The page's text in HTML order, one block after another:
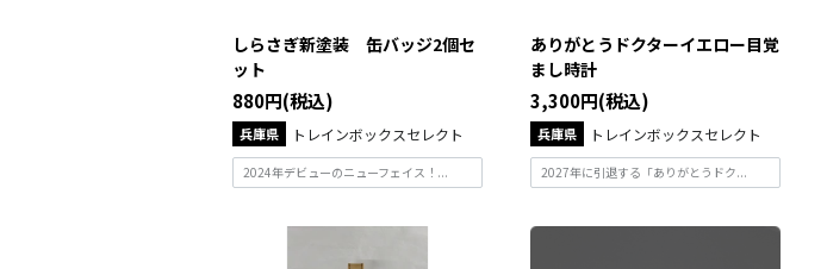
しらさぎ新塗装 缶バッジ2個セ
ット
880円(税込)
兵庫県 トレインボックスセレクト
2024年デビューのニューフェイス！...
ありがとうドクターイエロー目覚
まし時計
3,300円(税込)
兵庫県 トレインボックスセレクト
2027年に引退する「ありがとうドク...